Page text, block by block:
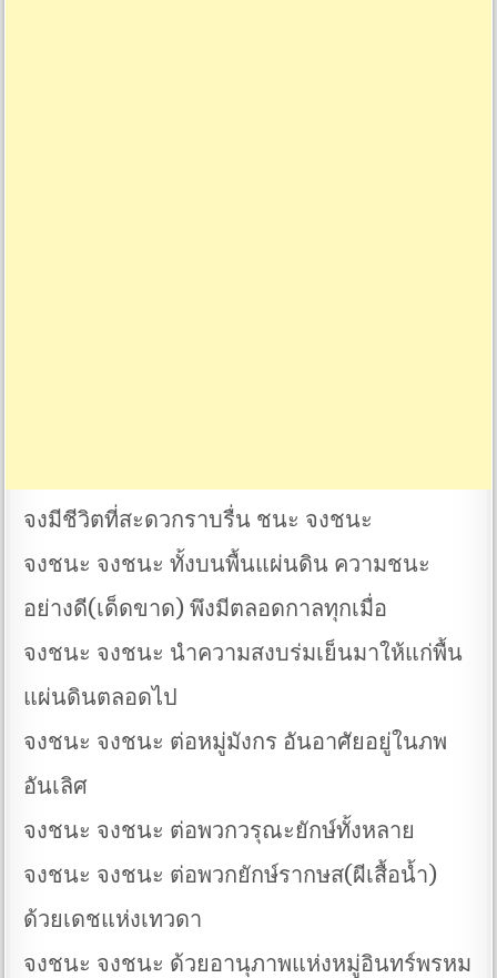
จงมีชีวิตที่สะดวกราบรื่น ชนะ จงชนะ
จงชนะ จงชนะ ทั้งบนพื้นแผ่นดิน ความชนะ
อย่างดี(เด็ดขาด) พึงมีตลอดกาลทุกเมื่อ
จงชนะ จงชนะ นำความสงบร่มเย็นมาให้แก่พื้น
แผ่นดินตลอดไป
จงชนะ จงชนะ ต่อหมู่มังกร อันอาศัยอยู่ในภพ
อันเลิศ
จงชนะ จงชนะ ต่อพวกวรุณะยักษ์ทั้งหลาย
จงชนะ จงชนะ ต่อพวกยักษ์รากษส(ผีเสื้อน้ำ)
ด้วยเดชแห่งเทวดา
จงชนะ จงชนะ ด้วยอานุภาพแห่งหมู่อินทร์พรหม